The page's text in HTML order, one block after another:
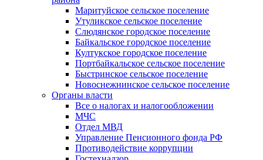
Маритуйское сельское поселение
Утуликское сельское поселение
Слюдянское городское поселение
Байкальское городское поселение
Култукское городское поселение
Портбайкальское сельское поселение
Быстринское сельское поселение
Новоснежнинское сельское поселение
Органы власти
Все о налогах и налогообложении
МЧС
Отдел МВД
Управление Пенсионного фонда РФ
Противодействие коррупции